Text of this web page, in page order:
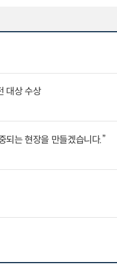
대상 수상
되는 현장을 만들겠습니다.”